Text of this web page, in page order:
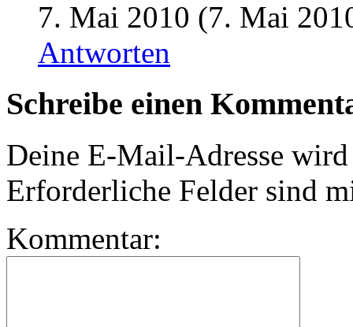
7. Mai 2010 (7. Mai
Antworten
Schreibe einen
Deine E-Mail-Adresse
Erforderliche Felder sind
Kommentar: